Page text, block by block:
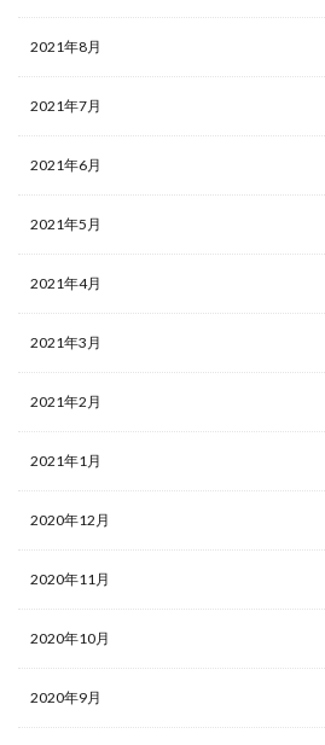
2021年8月
2021年7月
2021年6月
2021年5月
2021年4月
2021年3月
2021年2月
2021年1月
2020年12月
2020年11月
2020年10月
2020年9月